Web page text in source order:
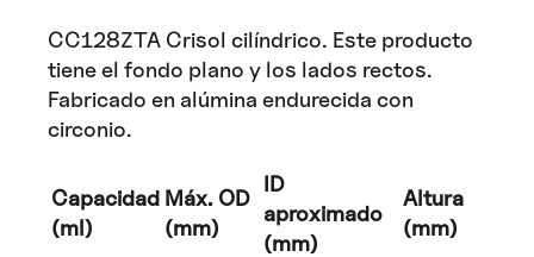
CC128ZTA Crisol cilíndrico. Este producto
tiene el fondo plano y los lados rectos.
Fabricado en alúmina endurecida con
circonio.
Capacidad
(ml)
Máx. OD
(mm)
ID
aproximado
(mm)
Altura
(mm)